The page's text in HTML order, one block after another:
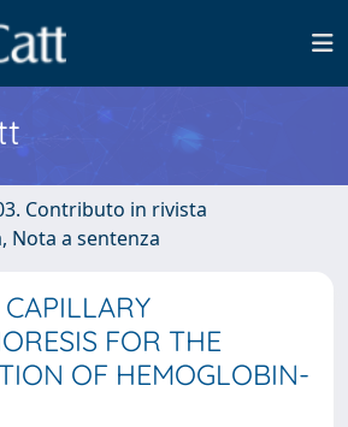
Contributo in rivista
Nota a sentenza
FOR THE
OF HEMOGLOBIN-